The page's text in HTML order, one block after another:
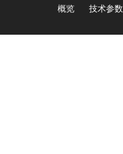
概览 技术参数